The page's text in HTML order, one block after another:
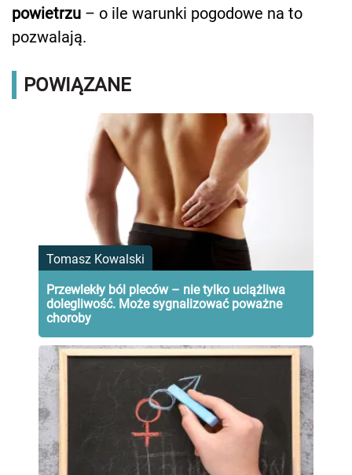
powietrzu – o ile warunki pogodowe na to
pozwalają.
POWIĄZANE
Tomasz Kowalski
Przewlekły ból pleców – nie tylko uciążliwa
dolegliwość. Może sygnalizować poważne
choroby